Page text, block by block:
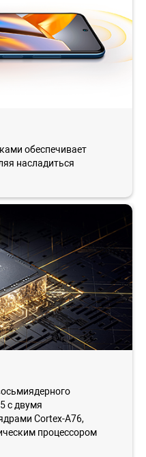
обеспечивает
насладиться
с двумя
Cortex-A76,
процессором